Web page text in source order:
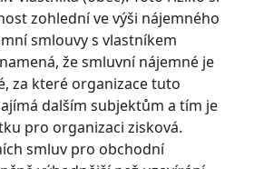
zohlední ve výši nájemného
smlouvy s vlastníkem
že smluvní nájemné je
za které organizace tuto
dalším subjektům a tím je
pro organizaci zisková.
smluv pro obchodní